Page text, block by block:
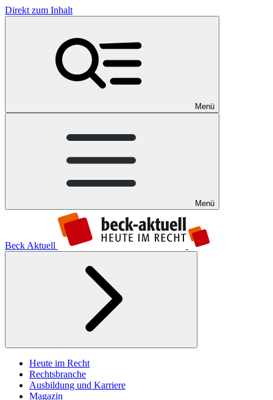
Direkt zum Inhalt
Menü
Menü
Beck Aktuell
Heute im Recht
Rechtsbranche
Ausbildung und Karriere
Magazin